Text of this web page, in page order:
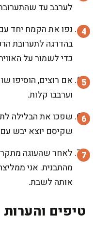
לערבב עד
נפו את הקמח יחד
בהדרגה לתערובת
כדי לשמור על
אם רוצים, הוסיפו
וערבבו קלות.
שקיסם יוצא יבש עם
לאחר שהעוגה
מהתבנית. אני
אותה לשבת.
טיפים